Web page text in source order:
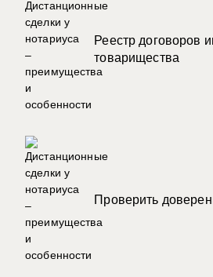
Реестр договоров
товарищества
Проверить